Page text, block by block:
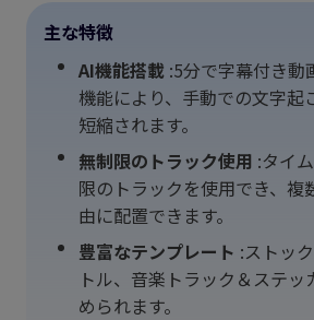
主な特徴
AI機能搭載 :5分で字幕付き動
機能により、手動での文字起
短縮されます。
無制限のトラック使用 :タイ
限のトラックを使用でき、複
由に配置できます。
豊富なテンプレート :ストッ
トル、音楽トラック＆ステッ
められます。